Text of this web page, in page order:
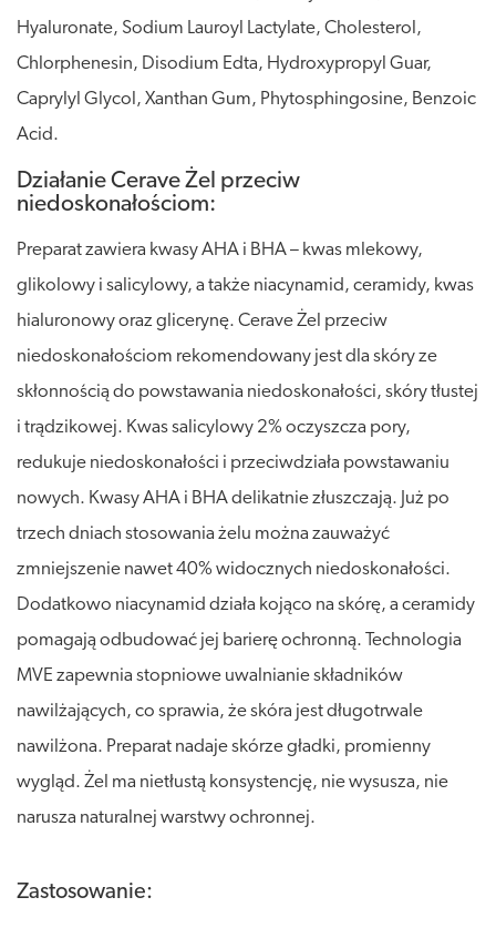
Hyaluronate, Sodium Lauroyl Lactylate, Cholesterol,
Chlorphenesin, Disodium Edta, Hydroxypropyl Guar,
Caprylyl Glycol, Xanthan Gum, Phytosphingosine, Benzoic
Acid.
Działanie Cerave Żel przeciw
niedoskonałościom:
Preparat zawiera kwasy AHA i BHA – kwas mlekowy,
glikolowy i salicylowy, a także niacynamid, ceramidy, kwas
hialuronowy oraz glicerynę. Cerave Żel przeciw
niedoskonałościom rekomendowany jest dla skóry ze
skłonnością do powstawania niedoskonałości, skóry tłustej
i trądzikowej. Kwas salicylowy 2% oczyszcza pory,
redukuje niedoskonałości i przeciwdziała powstawaniu
nowych. Kwasy AHA i BHA delikatnie złuszczają. Już po
trzech dniach stosowania żelu można zauważyć
zmniejszenie nawet 40% widocznych niedoskonałości.
Dodatkowo niacynamid działa kojąco na skórę, a ceramidy
pomagają odbudować jej barierę ochronną. Technologia
MVE zapewnia stopniowe uwalnianie składników
nawilżających, co sprawia, że skóra jest długotrwale
nawilżona. Preparat nadaje skórze gładki, promienny
wygląd. Żel ma nietłustą konsystencję, nie wysusza, nie
narusza naturalnej warstwy ochronnej.
Zastosowanie: